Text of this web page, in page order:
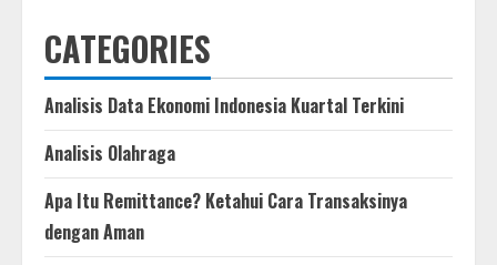
CATEGORIES
Analisis Data Ekonomi Indonesia Kuartal Terkini
Analisis Olahraga
Apa Itu Remittance? Ketahui Cara Transaksinya
dengan Aman